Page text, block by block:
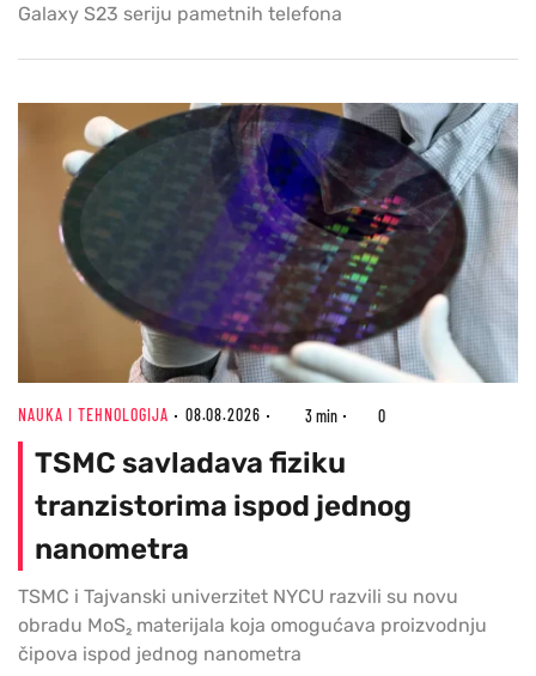
Galaxy S23 seriju pametnih telefona
NAUKA I TEHNOLOGIJA 08.08.2026 3 min 0
TSMC savladava fiziku
tranzistorima ispod jednog
nanometra
TSMC i Tajvanski univerzitet NYCU razvili su novu
obradu MoS₂ materijala koja omogućava proizvodnju
čipova ispod jednog nanometra